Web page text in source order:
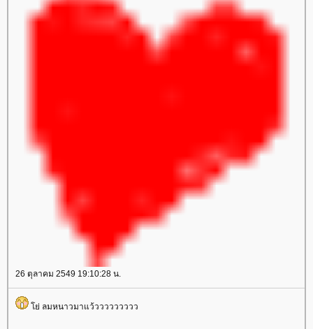
26 ตุลาคม 2549 19:10:28 น.
่ ลมหนาวมาแว้ววววววววว